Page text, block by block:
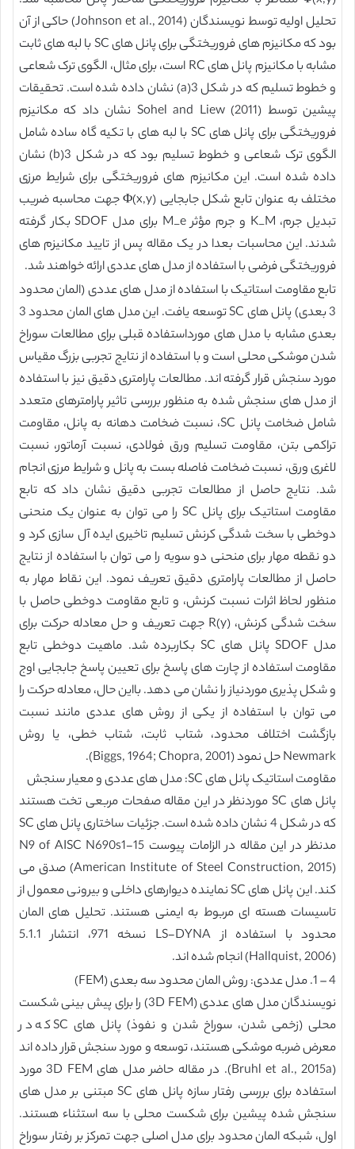
تحلیل اولیه توسط نویسندگان (Johnson et al., 2014) حاکی از آن
بود که مکانیزم های فروریختگی برای پانل های SC با لبه های ثابت
مشابه با مکانیزم پانل های RC است، برای مثال، الگوی ترک شعاعی
و خطوط تسلیم که در شکل 3(a) نشان داده شده است. تحقیقات
پیشین توسط Sohel and Liew (2011) نشان داد که مکانیزم
فروریختگی برای پانل های SC با لبه های با تکیه گاه ساده شامل
الگوی ترک شعاعی و خطوط تسلیم بود که در شکل 3(b) نشان
داده شده است. این مکانیزم های فروریختگی برای شرایط مرزی
مختلف به عنوان تابع شکل جابجایی Φ(x,y) جهت محاسبه ضریب
تبدیل جرم، K_M و جرم مؤثر M_e برای مدل SDOF بکار گرفته
شدند. این محاسبات بعدا در یک مقاله پس از تایید مکانیزم های
فروریختگی فرضی با استفاده از مدل های عددی ارائه خواهند شد.
تابع مقاومت استاتیک با استفاده از مدل های عددی (المان محدود
3 بعدی) پانل های SC توسعه یافت. این مدل های المان محدود 3
بعدی مشابه با مدل های مورداستفاده قبلی برای مطالعات سوراخ
شدن موشکی محلی است و با استفاده از نتایج تجربی بزرگ مقیاس
مورد سنجش قرار گرفته اند. مطالعات پارامتری دقیق نیز با استفاده
از مدل های سنجش شده به منظور بررسی تاثیر پارامترهای متعدد
شامل ضخامت پانل SC، نسبت ضخامت دهانه به پانل، مقاومت
تراکمی بتن، مقاومت تسلیم ورق فولادی، نسبت آرماتور، نسبت
لاغری ورق، نسبت ضخامت فاصله بست به پانل و شرایط مرزی انجام
شد. نتایج حاصل از مطالعات تجربی دقیق نشان داد که تابع
مقاومت استاتیک برای پانل SC را می توان به عنوان یک منحنی
دوخطی با سخت شدگی کرنش تسلیم تاخیری ایده آل سازی کرد و
دو نقطه مهار برای منحنی دو سویه را می توان با استفاده از نتایج
حاصل از مطالعات پارامتری دقیق تعریف نمود. این نقاط مهار به
منظور لحاظ اثرات نسبت کرنش، و تابع مقاومت دوخطی حاصل با
سخت شدگی کرنش، R(y) جهت تعریف و حل معادله حرکت برای
مدل SDOF پانل های SC بکاربرده شد. ماهیت دوخطی تابع
مقاومت استفاده از چارت های پاسخ برای تعیین پاسخ جابجایی اوج
و شکل پذیری موردنیاز را نشان می دهد. بااین حال، معادله حرکت را
می توان با استفاده از یکی از روش های عددی مانند نسبت
بازگشت اختلاف محدود، شتاب ثابت، شتاب خطی، یا روش
Newmark حل نمود (Biggs, 1964; Chopra, 2001).
مقاومت استاتیک پانل های SC: مدل های عددی و معیار سنجش
پانل های SC موردنظر در این مقاله صفحات مربعی تخت هستند
که در شکل 4 نشان داده شده است. جزئیات ساختاری پانل های SC
مدنظر در این مقاله در الزامات پیوست N9 of AISC N690s1-15
(American Institute of Steel Construction, 2015) صدق می
کند. این پانل های SC نماینده دیوارهای داخلی و بیرونی معمول از
تاسیسات هسته ای مربوط به ایمنی هستند. تحلیل های المان
محدود با استفاده از LS-DYNA نسخه 971، انتشار 5.1.1
(Hallquist, 2006) انجام شده اند.
4 – 1. مدل عددی: روش المان محدود سه بعدی (FEM)
نویسندگان مدل های عددی (3D FEM) را برای پیش بینی شکست
محلی (زخمی شدن، سوراخ شدن و نفوذ) پانل های SC که در
معرض ضربه موشکی هستند، توسعه و مورد سنجش قرار داده اند
(Bruhl et al., 2015a). در مقاله حاضر مدل های 3D FEM مورد
استفاده برای بررسی رفتار سازه پانل های SC مبتنی بر مدل های
سنجش شده پیشین برای شکست محلی با سه استثناء هستند.
اول، شبکه المان محدود برای مدل اصلی جهت تمرکز بر رفتار سوراخ